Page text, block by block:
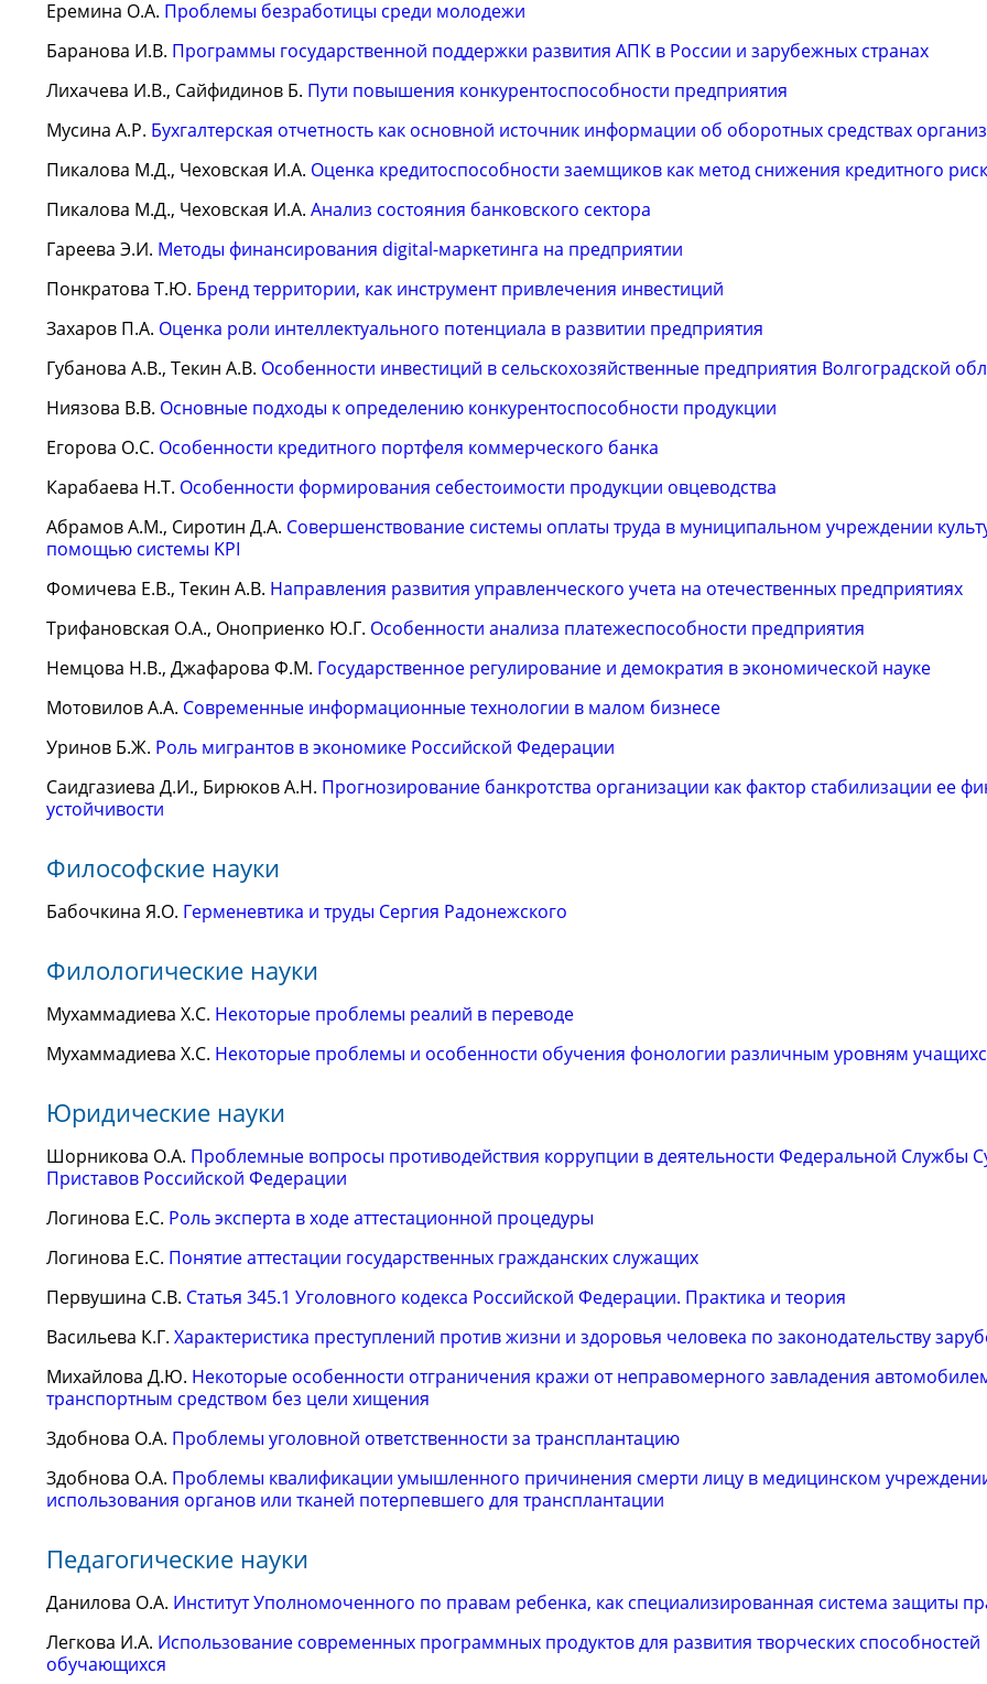
Еремина О.А. Проблемы безработицы среди молодежи
Баранова И.В. Программы государственной поддержки развития АПК в России и зарубежных странах
Лихачева И.В., Сайфидинов Б. Пути повышения конкурентоспособности предприятия
Мусина А.Р. Бухгалтерская отчетность как основной источник информации об оборотных средствах
Пикалова М.Д., Чеховская И.А. Оценка кредитоспособности заемщиков как метод снижения кредитного
Пикалова М.Д., Чеховская И.А. Анализ состояния банковского сектора
Гареева Э.И. Методы финансирования digital-маркетинга на предприятии
Понкратова Т.Ю. Бренд территории, как инструмент привлечения инвестиций
Захаров П.А. Оценка роли интеллектуального потенциала в развитии предприятия
Губанова А.В., Текин А.В. Особенности инвестиций в сельскохозяйственные предприятия Волгоградской
Ниязова В.В. Основные подходы к определению конкурентоспособности продукции
Егорова О.С. Особенности кредитного портфеля коммерческого банка
Карабаева Н.Т. Особенности формирования себестоимости продукции овцеводства
Абрамов А.М., Сиротин Д.А. Совершенствование системы оплаты труда в муниципальном учреждении
помощью системы KPI
Фомичева Е.В., Текин А.В. Направления развития управленческого учета на отечественных предприятиях
Трифановская О.А., Оноприенко Ю.Г. Особенности анализа платежеспособности предприятия
Немцова Н.В., Джафарова Ф.М. Государственное регулирование и демократия в экономической науке
Мотовилов А.А. Современные информационные технологии в малом бизнесе
Уринов Б.Ж. Роль мигрантов в экономике Российской Федерации
Саидгазиева Д.И., Бирюков А.Н. Прогнозирование банкротства организации как фактор стабилизации ее
устойчивости
Философские науки
Бабочкина Я.О. Герменевтика и труды Сергия Радонежского
Филологические науки
Мухаммадиева Х.С. Некоторые проблемы реалий в переводе
Мухаммадиева Х.С. Некоторые проблемы и особенности обучения фонологии различным уровням
Юридические науки
Шорникова О.А. Проблемные вопросы противодействия коррупции в деятельности Федеральной Службы
Приставов Российской Федерации
Логинова Е.С. Роль эксперта в ходе аттестационной процедуры
Логинова Е.С. Понятие аттестации государственных гражданских служащих
Первушина С.В. Статья 345.1 Уголовного кодекса Российской Федерации. Практика и теория
Васильева К.Г. Характеристика преступлений против жизни и здоровья человека по законодательству
Михайлова Д.Ю. Некоторые особенности отграничения кражи от неправомерного завладения
транспортным средством без цели хищения
Здобнова О.А. Проблемы уголовной ответственности за трансплантацию
Здобнова О.А. Проблемы квалификации умышленного причинения смерти лицу в медицинском
использования органов или тканей потерпевшего для трансплантации
Педагогические науки
Данилова О.А. Институт Уполномоченного по правам ребенка, как специализированная система защиты
Легкова И.А. Использование современных программных продуктов для развития творческих способностей
обучающихся